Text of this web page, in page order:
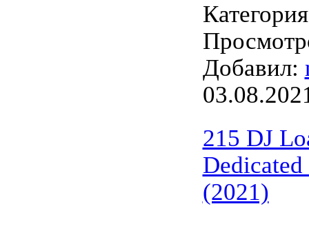
Добавил:
215 DJ
(2021)